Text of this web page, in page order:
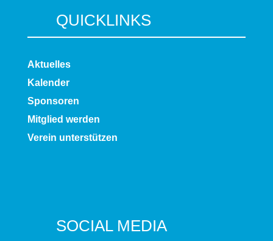
QUICKLINKS
Aktuelles
Kalender
Sponsoren
Mitglied werden
Verein unterstützen
SOCIAL MEDIA